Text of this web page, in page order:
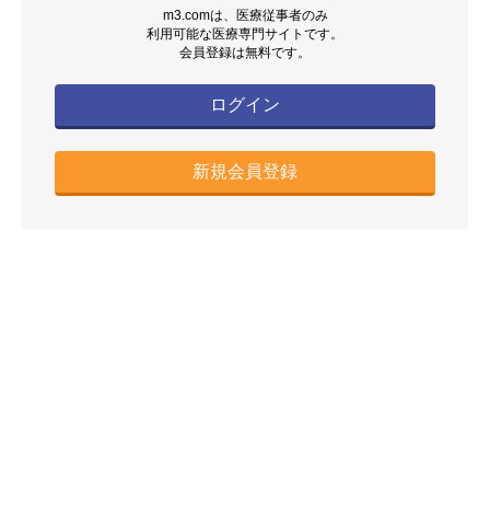
m3.comは、医療従事者のみ
利用可能な医療専門サイトです。
会員登録は無料です。
ログイン
新規会員登録